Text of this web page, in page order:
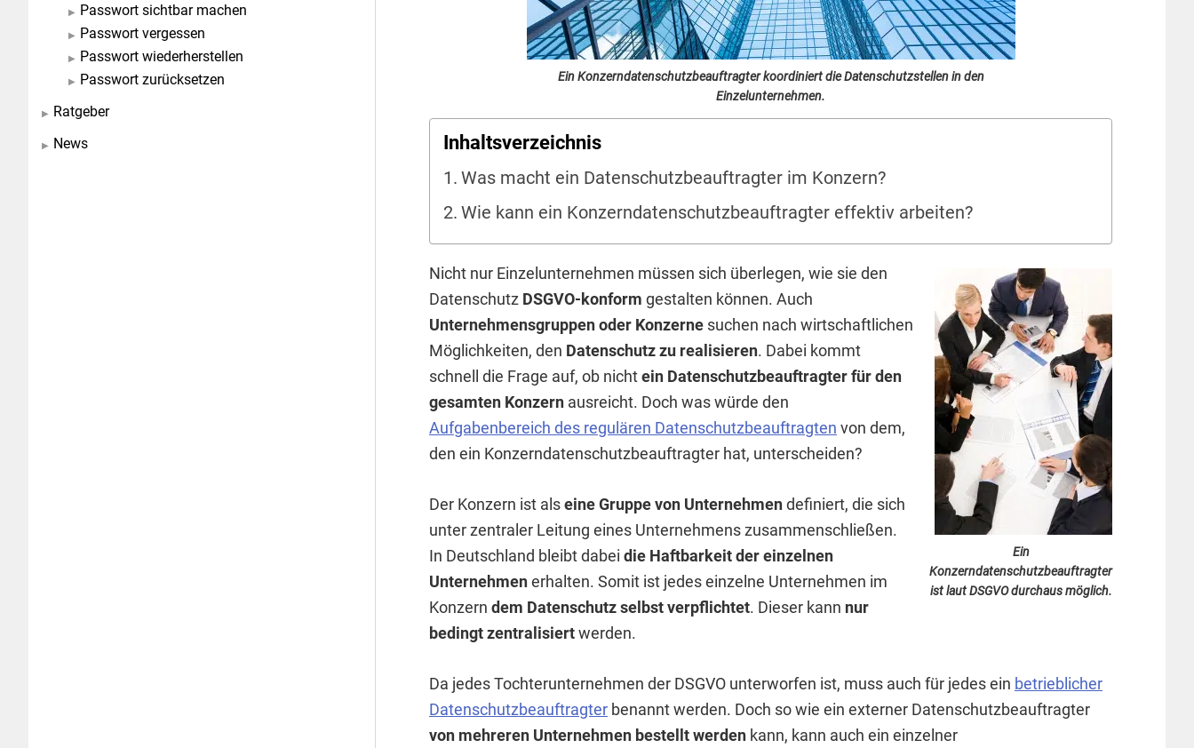
Ein Konzerndatenschutzbeauftragter koordiniert die Datenschutzstellen in den
Einzelunternehmen.
Inhaltsverzeichnis
Was macht ein Datenschutzbeauftragter im Konzern?
Wie kann ein Konzerndatenschutzbeauftragter effektiv arbeiten?
Ein
Konzerndatenschutzbeauftragter
ist laut DSGVO durchaus möglich.
Nicht nur Einzelunternehmen müssen sich überlegen, wie sie den
Datenschutz DSGVO-konform gestalten können. Auch
Unternehmensgruppen oder Konzerne suchen nach wirtschaftlichen
Möglichkeiten, den Datenschutz zu realisieren. Dabei kommt
schnell die Frage auf, ob nichtein Datenschutzbeauftragter für den
gesamten Konzern ausreicht. Doch was würde den
Aufgabenbereich des regulären Datenschutzbeauftragten von dem,
den ein Konzerndatenschutzbeauftragter hat, unterscheiden?
Der Konzern ist alseine Gruppe von Unternehmendefiniert, die sich
unter zentraler Leitung eines Unternehmens zusammenschließen.
In Deutschland bleibt dabei die Haftbarkeit der einzelnen
Unternehmenerhalten. Somit ist jedes einzelne Unternehmen im
Konzern dem Datenschutz selbst verpflichtet. Dieser kann nur
bedingt zentralisiertwerden.
Da jedes Tochterunternehmen der DSGVO unterworfen ist, muss auch für jedes ein betrieblicher
Datenschutzbeauftragter benannt werden. Doch so wie ein externer Datenschutzbeauftragter
von mehreren Unternehmen bestellt werden kann, kann auch ein einzelner
Passwort sichtbar machen
Passwort vergessen
Passwort wiederherstellen
Passwort zurücksetzen
Ratgeber
News